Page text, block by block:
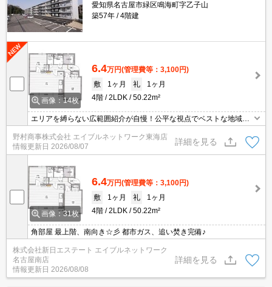
愛知県名古屋市緑区鳴海町字乙子山
築57年
4階建
画像：14枚
6.4万円(管理費等：3,100円)
敷
1ヶ月 礼
1ヶ月
4階
2LDK 50.22m²
エリアを縛らない広範囲紹介が自慢！公平な視点でベストな地域を
ご提案します。現地集合・オンライン対応！
野村商事株式会社 エイブルネットワーク東海店
情報更新日 2026/08/07
詳細を見る
画像：31枚
6.4万円(管理費等：3,100円)
敷
1ヶ月 礼
1ヶ月
4階
2LDK 50.22m²
角部屋 最上階、南向き☆彡 都市ガス、追い焚き完備♪
株式会社新日エステート エイブルネットワーク
名古屋南店
情報更新日 2026/08/08
詳細を見る